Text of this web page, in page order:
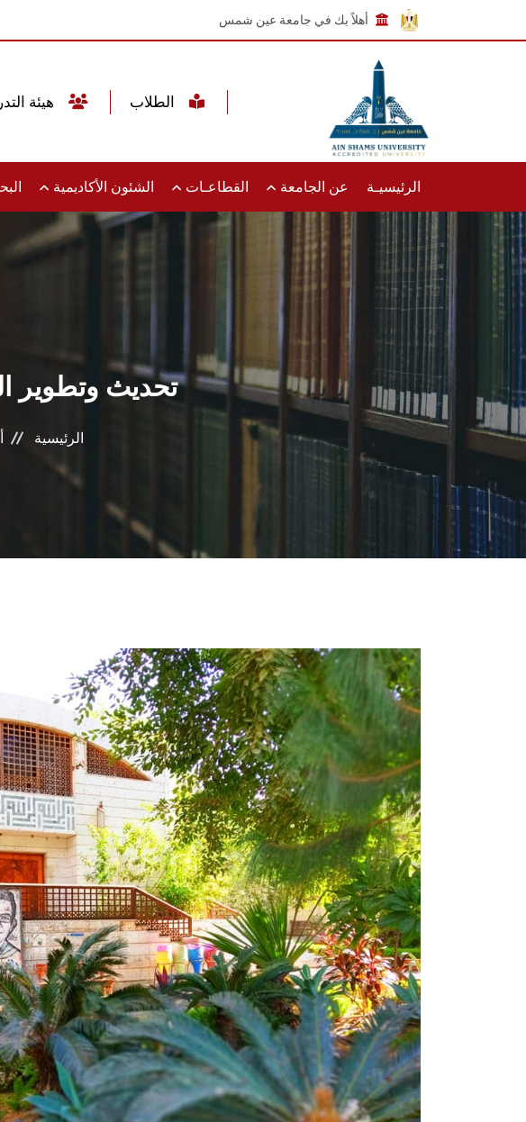
أهلاً بك في جامعة عين شمس
الرئيسيـة عن الجامعة القطاعـات الشئون الأكاديمية
تحديث وتطوير
الرئيسية